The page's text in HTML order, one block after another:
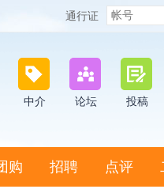
通行证
中介 论坛 投稿
购 招聘 点评